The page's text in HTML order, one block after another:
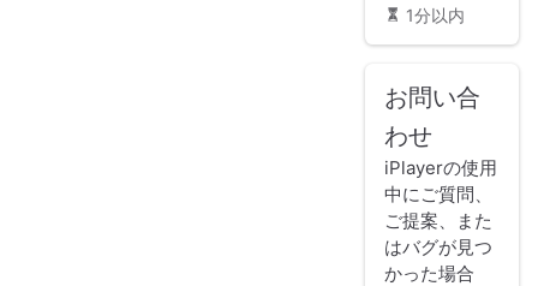
1分以内
お問い合
わせ
iPlayerの使用
中にご質問、
ご提案、また
はバグが見つ
かった場合